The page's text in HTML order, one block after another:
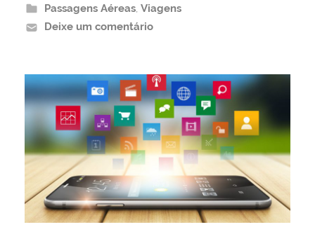
Passagens Aéreas, Viagens
Deixe um comentário